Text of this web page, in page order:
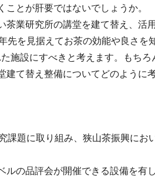
とが肝要ではないでしょうか。
業研究所の講堂を建て替え、活
を見据えてお茶の効能や良さを
施設にすべきと考えます。もちろ
建て替え整備についてどのように
課題に取り組み、狭山茶振興にお
の品評会が開催できる設備を有